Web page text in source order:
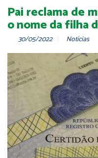
Pai reclama de
o nome da filha
30/05/2022 Notícias